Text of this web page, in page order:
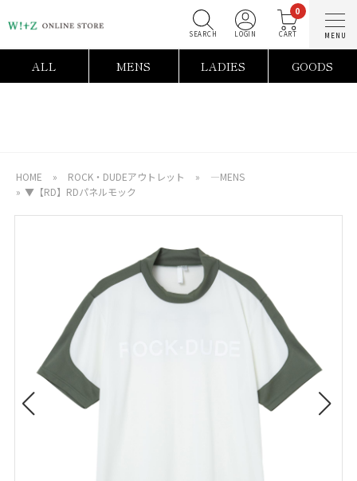
0
ALL MENS LADIES GOODS
HOME » ROCK・DUDEアウトレット »
―MENS
» ▼【RD】RDパネルモック